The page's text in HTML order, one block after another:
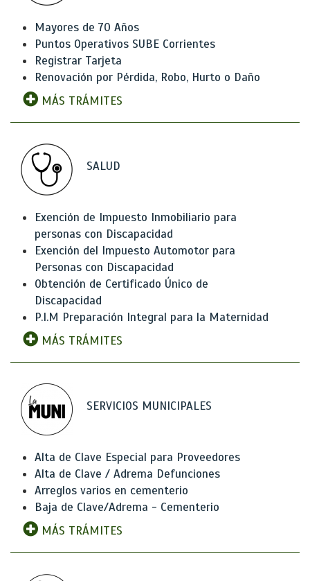
Mayores de 70 Años
Puntos Operativos SUBE Corrientes
Registrar Tarjeta
Renovación por Pérdida, Robo, Hurto o Daño
MÁS TRÁMITES
SALUD
Exención de Impuesto Inmobiliario para
personas con Discapacidad
Exención del Impuesto Automotor para
Personas con Discapacidad
Obtención de Certificado Único de
Discapacidad
P.I.M Preparación Integral para la Maternidad
MÁS TRÁMITES
SERVICIOS MUNICIPALES
Alta de Clave Especial para Proveedores
Alta de Clave / Adrema Defunciones
Arreglos varios en cementerio
Baja de Clave/Adrema - Cementerio
MÁS TRÁMITES